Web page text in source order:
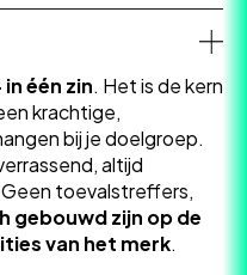
in één zin. Het is de kern
krachtige,
bij je doelgroep.
altijd
toevalstreffers,
gebouwd zijn op de
van het merk.